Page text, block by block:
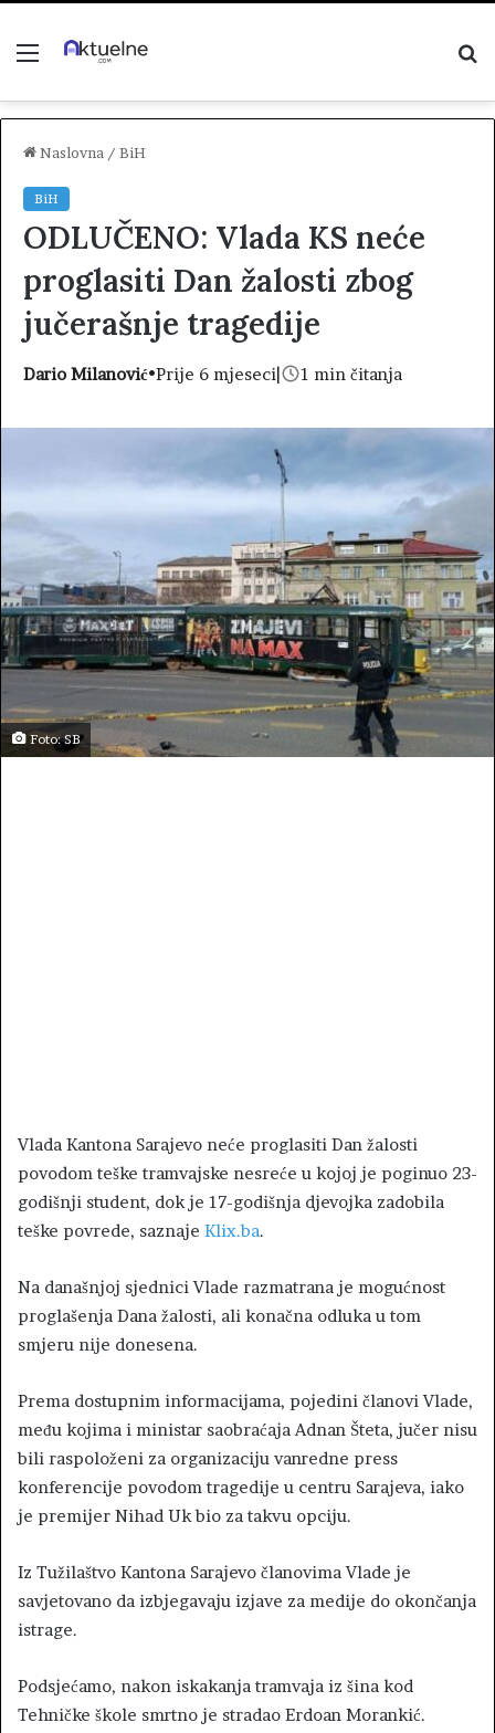
Menu
Naslovna / BiH
BiH
ODLUČENO: Vlada KS neće
proglasiti Dan žalosti zbog
jučerašnje tragedije
Dario Milanović•Prije 6 mjeseci| 1 min čitanja
Foto: SB
Vlada Kantona Sarajevo neće proglasiti Dan žalosti
povodom teške tramvajske nesreće u kojoj je poginuo 23-
godišnji student, dok je 17-godišnja djevojka zadobila
teške povrede, saznaje Klix.ba.
Na današnjoj sjednici Vlade razmatrana je mogućnost
proglašenja Dana žalosti, ali konačna odluka u tom
smjeru nije donesena.
Prema dostupnim informacijama, pojedini članovi Vlade,
među kojima i ministar saobraćajaAdnan Šteta, jučer nisu
bili raspoloženi za organizaciju vanredne press
konferencije povodom tragedije u centru Sarajeva, iako
je premijer Nihad Ukbio za takvu opciju.
Iz Tužilaštvo Kantona Sarajevo članovima Vlade je
savjetovano da izbjegavaju izjave za medije do okončanja
istrage.
Podsjećamo, nakon iskakanja tramvaja iz šina kod
Tehničke škole smrtno je stradao Erdoan Morankić.